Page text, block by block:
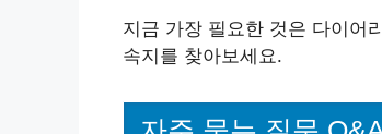
지금 가장 필요한 것은 다이어
속지를 찾아보세요.